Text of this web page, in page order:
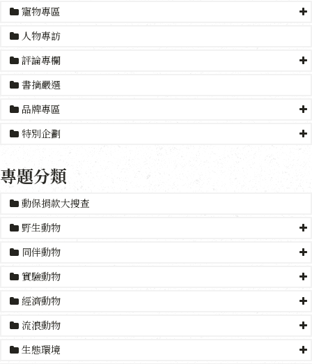
寵物專區
人物專訪
評論專欄
書摘嚴選
品牌專區
特別企劃
專題分類
動保捐款大搜查
野生動物
同伴動物
實驗動物
經濟動物
流浪動物
生態環境